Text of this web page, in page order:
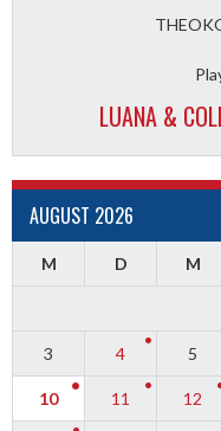
LUANA &
AUGUST 2026
M D M
3 4 5
10 11 12